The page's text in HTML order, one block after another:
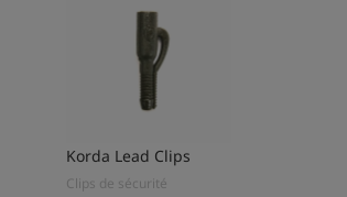
Korda Lead Clips
Clips de sécurité